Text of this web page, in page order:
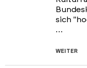
sich
…
WEITER